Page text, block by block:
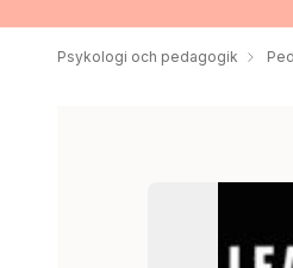
Psykologi och pedagogik